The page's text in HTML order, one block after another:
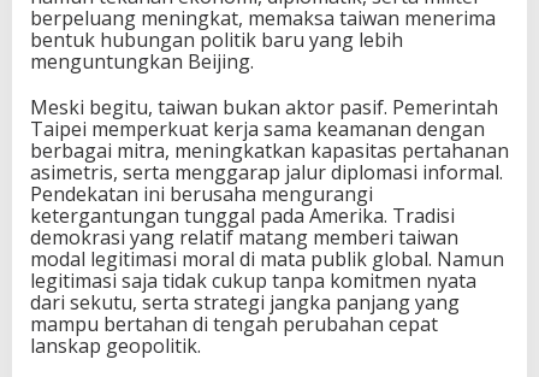
berpeluang meningkat, memaksa taiwan menerima
bentuk hubungan politik baru yang lebih
menguntungkan Beijing.
Meski begitu, taiwan bukan aktor pasif. Pemerintah
Taipei memperkuat kerja sama keamanan dengan
berbagai mitra, meningkatkan kapasitas pertahanan
asimetris, serta menggarap jalur diplomasi informal.
Pendekatan ini berusaha mengurangi
ketergantungan tunggal pada Amerika. Tradisi
demokrasi yang relatif matang memberi taiwan
modal legitimasi moral di mata publik global. Namun
legitimasi saja tidak cukup tanpa komitmen nyata
dari sekutu, serta strategi jangka panjang yang
mampu bertahan di tengah perubahan cepat
lanskap geopolitik.